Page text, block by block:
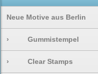
Neue Motive aus Berlin
› Gummistempel
› Clear Stamps